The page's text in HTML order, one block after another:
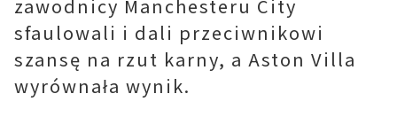
zawodnicy Manchesteru City
sfaulowali i dali przeciwnikowi
szansę na rzut karny, a Aston Villa
wyrównała wynik.